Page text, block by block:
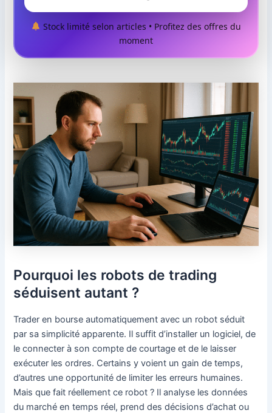
Stock limité selon articles • Profitez des offres du
moment
Pourquoi les robots de trading
séduisent autant ?
Trader en bourse automatiquement avec un robot séduit
par sa simplicité apparente. Il suffit d’installer un logiciel, de
le connecter à son compte de courtage et de le laisser
exécuter les ordres. Certains y voient un gain de temps,
d’autres une opportunité de limiter les erreurs humaines.
Mais que fait réellement ce robot ? Il analyse les données
du marché en temps réel, prend des décisions d’achat ou